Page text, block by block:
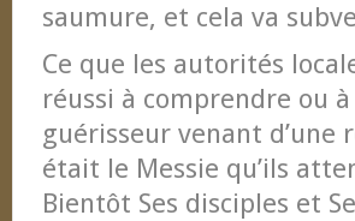
saumure, et cela va
Ce que les autorités
réussi à comprendre ou
guérisseur venant
était le Messie qu’ils
Bientôt Ses disciples et